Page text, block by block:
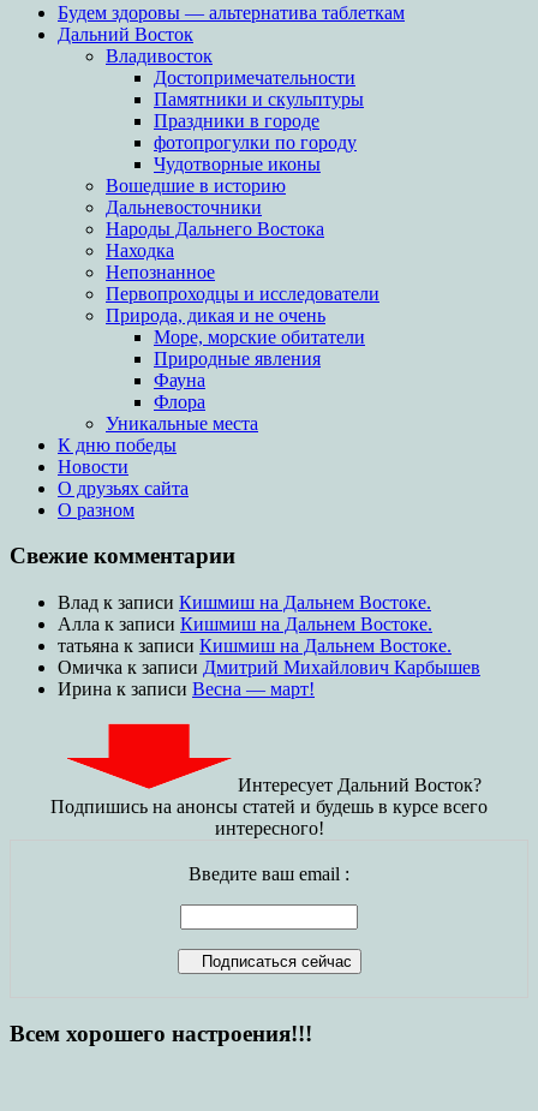
Будем здоровы — альтернатива таблеткам
Дальний Восток
Владивосток
Достопримечательности
Памятники и скульптуры
Праздники в городе
фотопрогулки по городу
Чудотворные иконы
Вошедшие в историю
Дальневосточники
Народы Дальнего Востока
Находка
Непознанное
Первопроходцы и исследователи
Природа, дикая и не очень
Море, морские обитатели
Природные явления
Фауна
Флора
Уникальные места
К дню победы
Новости
О друзьях сайта
О разном
Свежие комментарии
Влад к записи Кишмиш на Дальнем Востоке.
Алла к записи Кишмиш на Дальнем Востоке.
татьяна к записи Кишмиш на Дальнем Востоке.
Омичка к записи Дмитрий Михайлович Карбышев
Ирина к записи Весна — март!
Интересует Дальний Восток?
Подпишись на анонсы статей и будешь в курсе всего
интересного!
Введите ваш email :
Всем хорошего настроения!!!